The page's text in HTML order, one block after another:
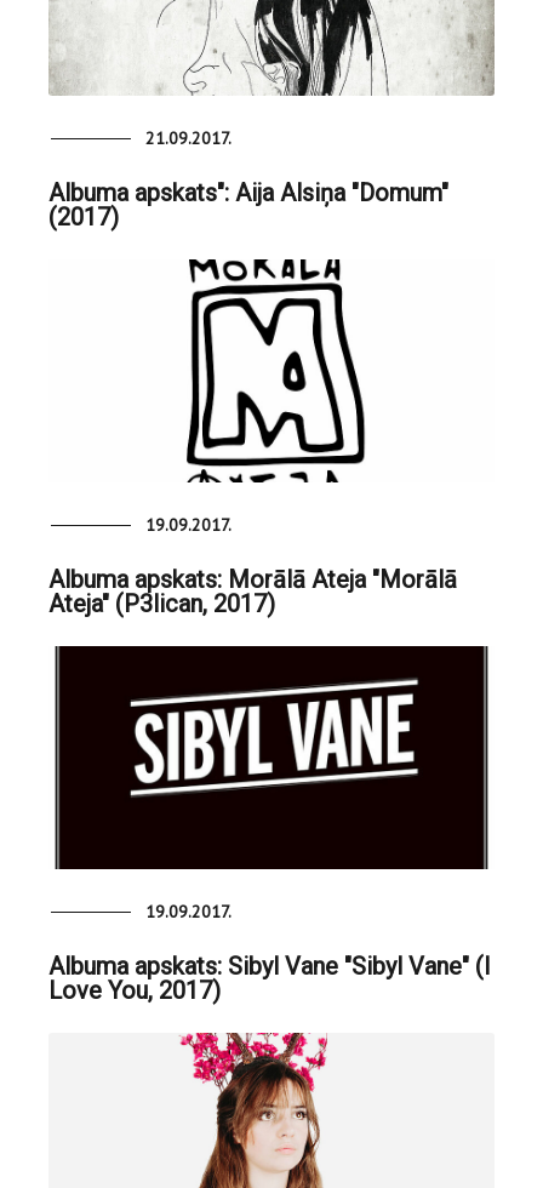
21.09.2017.
Albuma apskats": Aija Alsiņa "Domum"
(2017)
19.09.2017.
Albuma apskats: Morālā Ateja "Morālā
Ateja" (P3lican, 2017)
19.09.2017.
Albuma apskats: Sibyl Vane "Sibyl Vane" (I
Love You, 2017)